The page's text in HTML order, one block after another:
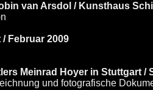
van Arsdol / Kunsthaus
Februar 2009
Meinrad Hoyer in Stuttgart /
und fotografische